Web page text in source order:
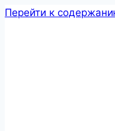
Перейти к